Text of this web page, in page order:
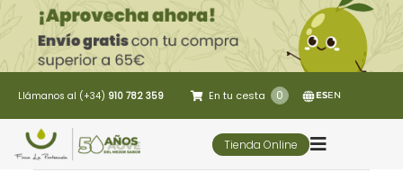
Saltar
al
contenido
Llámanos al (+34) 910 782 359 En tu cesta 0 ESEN
Tienda Online
Toggle